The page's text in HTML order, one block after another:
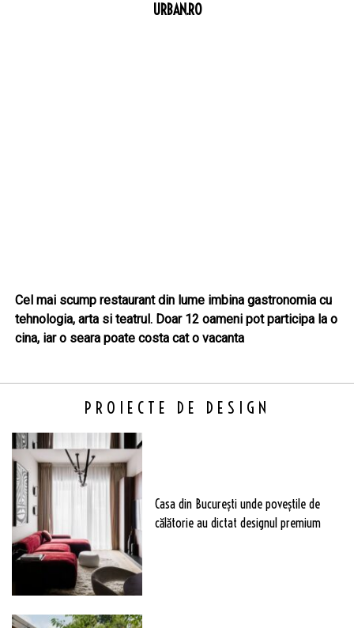
URBAN.RO
Cel mai scump restaurant din lume imbina gastronomia cu
tehnologia, arta si teatrul. Doar 12 oameni pot participa la o
cina, iar o seara poate costa cat o vacanta
PROIECTE DE DESIGN
Casa din București unde poveștile de
călătorie au dictat designul premium